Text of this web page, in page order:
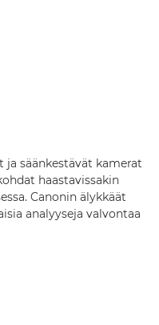
säänkestävät kamerat
haastavissakin
Canonin älykkäät
analyyseja valvontaa